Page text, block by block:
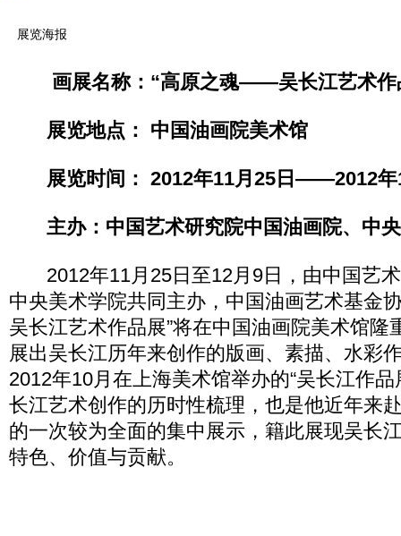
展览海报
画展名称：“高原之魂——吴长江艺术作
展览地点： 中国油画院美术馆
展览时间： 2012年11月25日——2012年
主办：中国艺术研究院中国油画院、中
2012年11月25日至12月9日，由中国艺
中央美术学院共同主办，中国油画艺术基金
吴长江艺术作品展”将在中国油画院美术馆隆
展出吴长江历年来创作的版画、素描、水彩
2012年10月在上海美术馆举办的“吴长江作
长江艺术创作的历时性梳理，也是他近年来
的一次较为全面的集中展示，籍此展现吴长
特色、价值与贡献。